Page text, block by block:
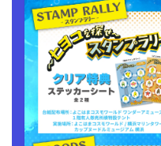
数
量
を
減
ら
す